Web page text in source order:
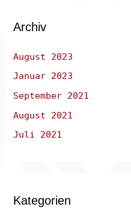
Archiv
August 2023
Januar 2023
September 2021
August 2021
Juli 2021
Kategorien